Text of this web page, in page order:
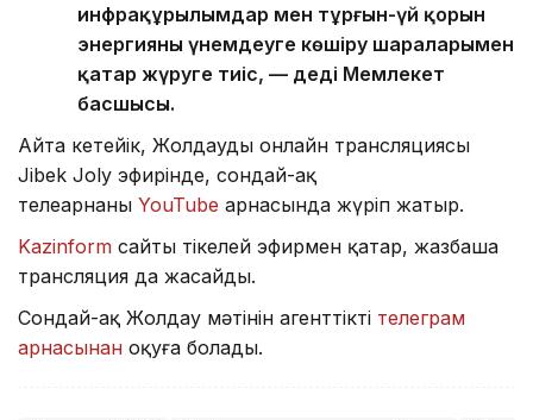
инфрақұрылымдар мен тұрғын-үй қорын
энергияны үнемдеуге көшіру шараларымен
қатар жүруге тиіс, — деді Мемлекет
басшысы.
Айта кетейік, Жолдаудың онлайн трансляциясы
Jibek Joly эфирінде, сондай-ақ
телеарнаның YouTube арнасында жүріп жатыр.
Kazinform сайты тікелей эфирмен қатар, жазбаша
трансляция да жасайды.
Сондай-ақ Жолдау мәтінін агенттіктің телеграм
арнасынан оқуға болады.